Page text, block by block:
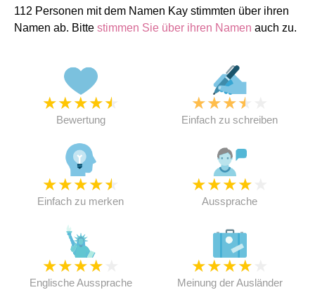
112 Personen mit dem Namen Kay stimmten über ihren
Namen ab. Bitte stimmen Sie über ihren Namen auch zu.
★★★★★
Bewertung
★★★★
Einfach zu schreiben
★★★★★
Einfach zu merken
★★★★
Aussprache
★★★★
Englische Aussprache
★★★★
Meinung der Ausländer